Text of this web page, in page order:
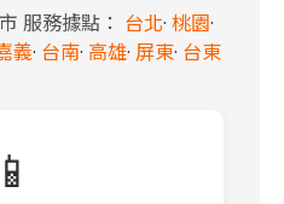
服務據點： 台北· 桃園·
義· 台南· 高雄· 屏東· 台東
📱